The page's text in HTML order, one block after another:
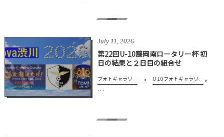
July 11 ,2026
第22回U-10藤岡南ロータリー杯 初
日の結果と２日目の組合せ
フォトギャラリー U-10フォトギャラリー ,
…